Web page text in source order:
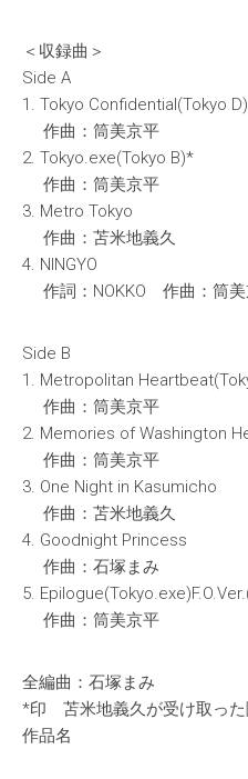
＜収録曲＞
Side A
1. Tokyo Confidential(Tokyo
作曲：筒美京平
2. Tokyo.exe(Tokyo B)*
作曲：筒美京平
3. Metro Tokyo
作曲：苫米地義久
4. NINGYO
作詞：NOKKO 作曲：筒美
Side B
1. Metropolitan
作曲：筒美京平
2. Memories of Washington
作曲：筒美京平
3. One Night in Kasumicho
作曲：苫米地義久
4. Goodnight Princess
作曲：石塚まみ
5.
作曲：筒美京平
全編曲：石塚まみ
*印 苫米地義久が受け取った
作品名